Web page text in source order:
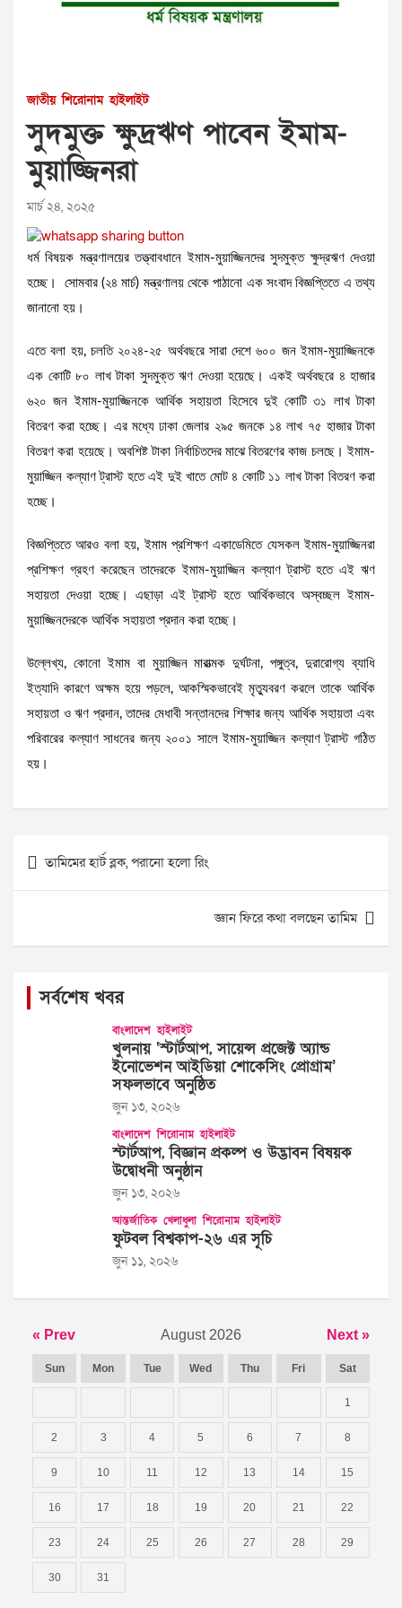
জাতীয় শিরোনাম হাইলাইট
সুদমুক্ত ক্ষুদ্রঋণ পাবেন ইমাম-
মুয়াজ্জিনরা
মার্চ ২৪, ২০২৫
ধর্ম বিষয়ক মন্ত্রণালয়ের তত্ত্বাবধানে ইমাম-মুয়াজ্জিনদের সুদমুক্ত ক্ষুদ্রঋণ দেওয়া
হচ্ছে। সোমবার (২৪ মার্চ) মন্ত্রণালয় থেকে পাঠানো এক সংবাদ বিজ্ঞপ্তিতে এ তথ্য
জানানো হয়।
এতে বলা হয়, চলতি ২০২৪-২৫ অর্থবছরে সারা দেশে ৬০০ জন ইমাম-মুয়াজ্জিনকে
এক কোটি ৮০ লাখ টাকা সুদমুক্ত ঋণ দেওয়া হয়েছে। একই অর্থবছরে ৪ হাজার
৬২০ জন ইমাম-মুয়াজ্জিনকে আর্থিক সহায়তা হিসেবে দুই কোটি ৩১ লাখ টাকা
বিতরণ করা হচ্ছে। এর মধ্যে ঢাকা জেলার ২৯৫ জনকে ১৪ লাখ ৭৫ হাজার টাকা
বিতরণ করা হয়েছে। অবশিষ্ট টাকা নির্বাচিতদের মাঝে বিতরণের কাজ চলছে। ইমাম-
মুয়াজ্জিন কল্যাণ ট্রাস্ট হতে এই দুই খাতে মোট ৪ কোটি ১১ লাখ টাকা বিতরণ করা
হচ্ছে।
বিজ্ঞপ্তিতে আরও বলা হয়, ইমাম প্রশিক্ষণ একাডেমিতে যেসকল ইমাম-মুয়াজ্জিনরা
প্রশিক্ষণ গ্রহণ করেছেন তাদেরকে ইমাম-মুয়াজ্জিন কল্যাণ ট্রাস্ট হতে এই ঋণ
সহায়তা দেওয়া হচ্ছে। এছাড়া এই ট্রাস্ট হতে আর্থিকভাবে অস্বচ্ছল ইমাম-
মুয়াজ্জিনদেরকে আর্থিক সহায়তা প্রদান করা হচ্ছে।
উল্লেখ্য, কোনো ইমাম বা মুয়াজ্জিন মারাত্মক দুর্ঘটনা, পঙ্গুত্ব, দুরারোগ্য ব্যাধি
ইত্যাদি কারণে অক্ষম হয়ে পড়লে, আকস্মিকভাবেই মৃত্যুবরণ করলে তাকে আর্থিক
সহায়তা ও ঋণ প্রদান, তাদের মেধাবী সন্তানদের শিক্ষার জন্য আর্থিক সহায়তা এবং
পরিবারের কল্যাণ সাধনের জন্য ২০০১ সালে ইমাম-মুয়াজ্জিন কল্যাণ ট্রাস্ট গঠিত
হয়।
Post
navigation
তামিমের হার্ট ব্লক, পরানো হলো রিং
জ্ঞান ফিরে কথা বলছেন তামিম
সর্বশেষ খবর
বাংলাদেশ হাইলাইট
খুলনায় ‘স্টার্টআপ, সায়েন্স প্রজেক্ট অ্যান্ড
ইনোভেশন আইডিয়া শোকেসিং প্রোগ্রাম’
সফলভাবে অনুষ্ঠিত
জুন ১৩, ২০২৬
বাংলাদেশ শিরোনাম হাইলাইট
স্টার্টআপ, বিজ্ঞান প্রকল্প ও উদ্ভাবন বিষয়ক
উদ্বোধনী অনুষ্ঠান
জুন ১৩, ২০২৬
আন্তর্জাতিক খেলাধুলা শিরোনাম হাইলাইট
ফুটবল বিশ্বকাপ-২৬ এর সূচি
জুন ১১, ২০২৬
« Prev August 2026 Next »
Sun Mon Tue Wed Thu Fri Sat
1
2 3 4 5 6 7 8
9 10 11 12 13 14 15
16 17 18 19 20 21 22
23 24 25 26 27 28 29
30 31